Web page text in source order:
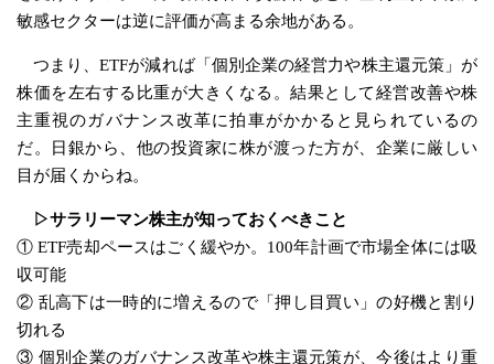
敏感セクターは逆に評価が高まる余地がある。
つまり、ETFが減れば「個別企業の経営力や株主還元策」が
株価を左右する比重が大きくなる。結果として経営改善や株
主重視のガバナンス改革に拍車がかかると見られているの
だ。日銀から、他の投資家に株が渡った方が、企業に厳しい
目が届くからね。
▷サラリーマン株主が知っておくべきこと
① ETF売却ペースはごく緩やか。100年計画で市場全体には吸
収可能
② 乱高下は一時的に増えるので「押し目買い」の好機と割り
切れる
③ 個別企業のガバナンス改革や株主還元策が、今後はより重